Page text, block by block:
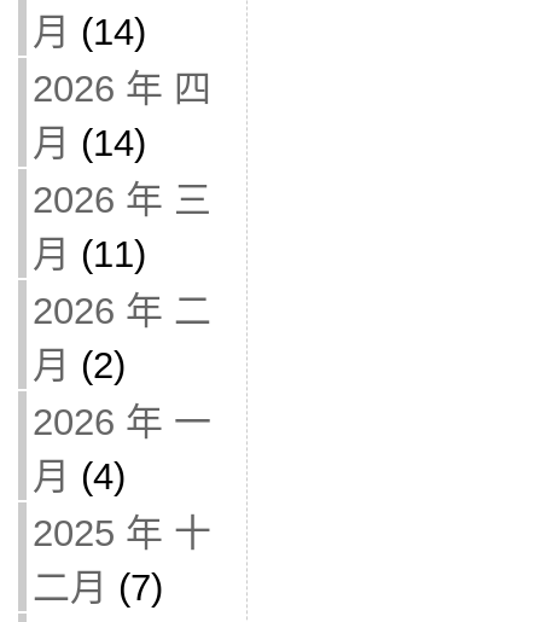
月 (14)
2026 年 四
月 (14)
2026 年 三
月 (11)
2026 年 二
月 (2)
2026 年 一
月 (4)
2025 年 十
二月 (7)